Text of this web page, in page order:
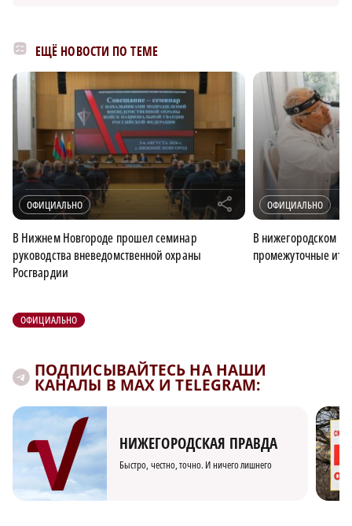
ЕЩЁ НОВОСТИ ПО ТЕМЕ
ОФИЦИАЛЬНО r
В Нижнем Новгороде прошел семинар
руководства вневедомственной охраны
Росгвардии
ОФИЦИАЛЬНО
В нижегородском
промежуточные
ОФИЦИАЛЬНО
ПОДПИСЫВАЙТЕСЬ НА НАШИ
КАНАЛЫ В MAX И TELEGRAM:
НИЖЕГОРОДСКАЯ ПРАВДА
Быстро, честно, точно. И ничего лишнего